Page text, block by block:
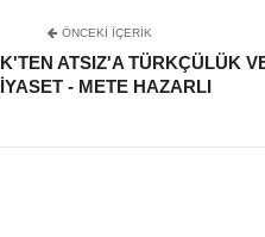
ÖNCEKI İÇERIK
ATSIZ'A TÜRKÇÜLÜK
- METE HAZARLI